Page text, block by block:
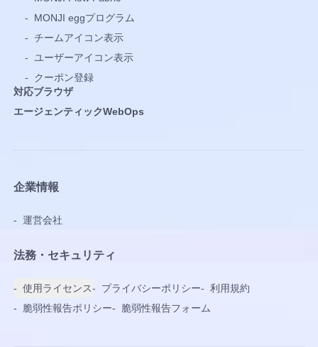
-
MONJI eggプログラム
- チームアイコン表示
-
ユーザーアイコン表示
-
クーポン登録
対応ブラウザ
エージェンティックWebOps
企業情報
- 運営会社
法務・セキュリティ
- 使用ライセンス- プライバシーポリシー- 利用規約
-
脆弱性報告ポリシー- 脆弱性報告フォーム